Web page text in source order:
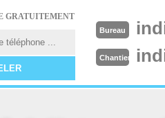
GRATUITEMENT
Bureau
Chantier